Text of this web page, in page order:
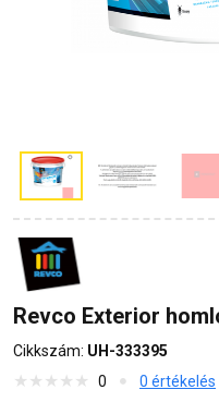
Revco Exterior
Cikkszám: UH-333395
0
0 értékelés